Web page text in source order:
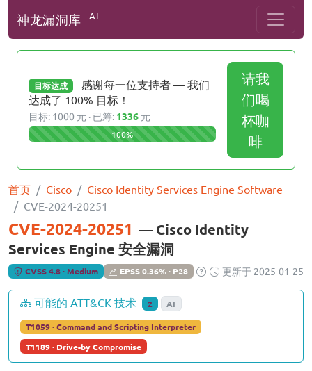
神龙漏洞库 - AI
目标达成
感谢每一位支持者 — 我们
达成了 100% 目标！
目标: 1000 元 · 已筹: 1336 元
100%
请我
们喝
杯咖
啡
首页 Cisco
Cisco Identity Services Engine Software
CVE-2024-20251
CVE-2024-20251 — Cisco Identity
Services Engine 安全漏洞
CVSS 4.8 · Medium EPSS 0.36% · P28 更新于 2025-01-25
可能的 ATT&CK 技术 2 AI
T1059 · Command and Scripting Interpreter
T1189 · Drive-by Compromise